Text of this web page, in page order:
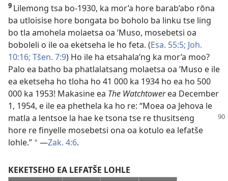
9 Lilemong tsa bo-1930, ka mor’a hore barab’abo rōna
ba utloisise hore bongata bo boholo ba linku tse ling
bo tla amohela molaetsa oa ’Muso, mosebetsi oa
boboleli o ile oa eketseha le ho feta. (Esa. 55:5; Joh.
10:16; Tšen. 7:9) Ho ile ha etsahala’ng ka mor’a moo?
Palo ea batho ba phatlalatsang molaetsa oa ’Muso e ile
ea eketseha ho tloha ho 41 000 ka 1934 ho ea ho 500
000 ka 1953! Makasine ea The Watchtowerea December
1, 1954, e ile ea phethela ka ho re: “Moea oa Jehova le
matla a lentsoe la hae ke tsona tse re thusitseng
hore re finyelle mosebetsi ona oa kotulo ea lefatše
lohle.” *—Zak. 4:6.
KEKETSEHO EA LEFATŠE LOHLE